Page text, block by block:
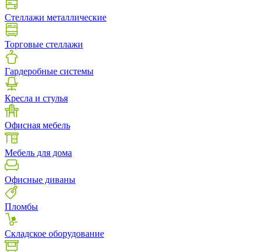
Стеллажи металлические
Торговые стеллажи
Гардеробные системы
Кресла и стулья
Офисная мебель
Мебель для дома
Офисные диваны
Пломбы
Складское оборудование